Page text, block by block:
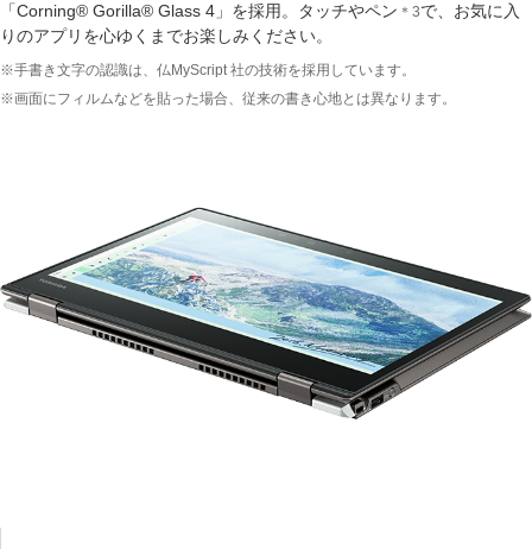
「Corning® Gorilla® Glass 4」を採用。タッチやペン ＊3で、お気に入
りのアプリを心ゆくまでお楽しみください。
※手書き文字の認識は、仏MyScript 社の技術を採用しています。
※画面にフィルムなどを貼った場合、従来の書き心地とは異なります。